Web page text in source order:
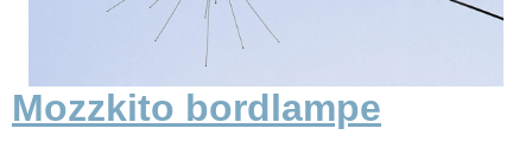
Mozzkito bordlampe